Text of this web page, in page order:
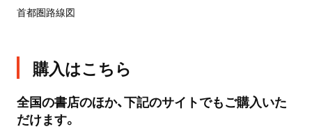
首都圏路線図
購入はこちら
全国の書店のほか、下記のサイトでもご購入いた
だけます。